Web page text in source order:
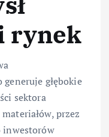
rynek
generuje głębokie
sektora
przez
inwestorów